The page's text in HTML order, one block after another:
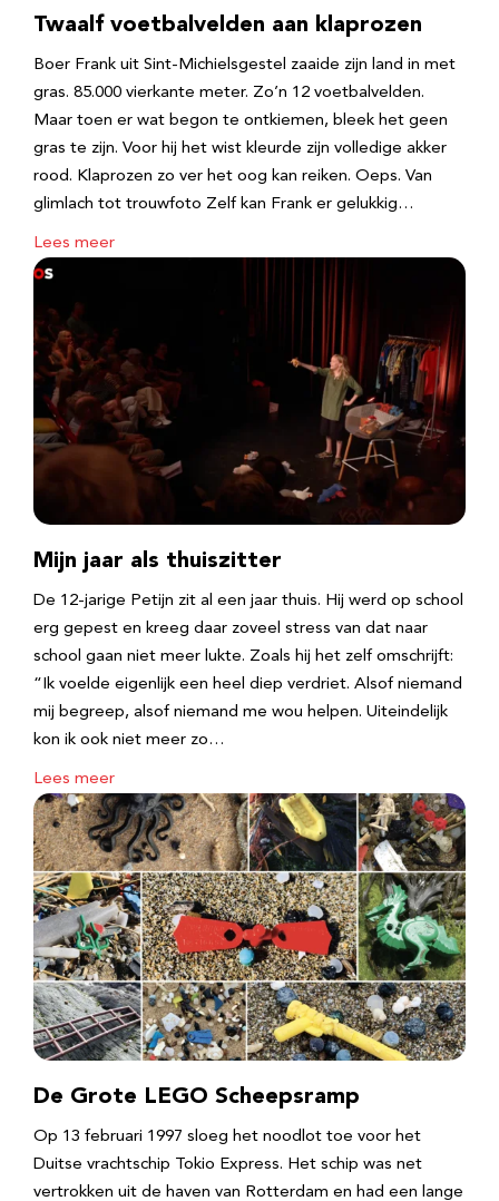
Twaalf voetbalvelden aan klaprozen
Boer Frank uit Sint-Michielsgestel zaaide zijn land in met
gras. 85.000 vierkante meter. Zo’n 12 voetbalvelden.
Maar toen er wat begon te ontkiemen, bleek het geen
gras te zijn. Voor hij het wist kleurde zijn volledige akker
rood. Klaprozen zo ver het oog kan reiken. Oeps. Van
glimlach tot trouwfoto Zelf kan Frank er gelukkig…
Lees meer
Mijn jaar als thuiszitter
De 12-jarige Petijn zit al een jaar thuis. Hij werd op school
erg gepest en kreeg daar zoveel stress van dat naar
school gaan niet meer lukte. Zoals hij het zelf omschrijft:
“Ik voelde eigenlijk een heel diep verdriet. Alsof niemand
mij begreep, alsof niemand me wou helpen. Uiteindelijk
kon ik ook niet meer zo…
Lees meer
De Grote LEGO Scheepsramp
Op 13 februari 1997 sloeg het noodlot toe voor het
Duitse vrachtschip Tokio Express. Het schip was net
vertrokken uit de haven van Rotterdam en had een lange